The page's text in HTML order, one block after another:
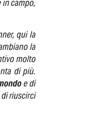
in campo,
qui la
la
molto
di più.
e di
riuscirci